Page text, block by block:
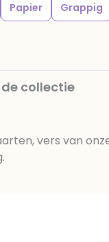
Papier Grappig
de collectie
vers van